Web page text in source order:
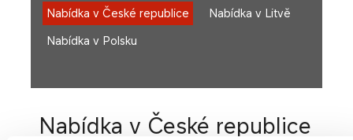
Nabídka v České republice Nabídka v Litvě
Nabídka v Polsku
Nabídka v České republice